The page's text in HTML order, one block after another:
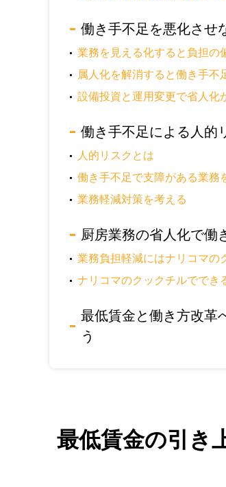
働き手不足を悪化させ
業務を見える化すると負担の
属人化を解消すると働き手不
設備投資と運用変更で省人化
働き手不足による人的
人的リスクとは
働き手不足で支障がある業務
業務軽減対策を考える
厨房業務の省人化で働
業務負担軽減にはナリコマの
ナリコマのクックチルででき
最低賃金と働き方改革
う
最低賃金の引き